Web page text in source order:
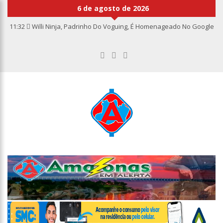
6 de agosto de 2026
11:32 Willi Ninja, Padrinho Do Voguing, É Homenageado No Google
recuar
Linhas telefônicas do CCC seguem inoperantes em razão de
falha complexa na Oi
Quarteto é preso por furto de transformador de poste em
Manaus
Dudu Camargo foi demitido do SBT após defecar no chão do
10:22 El Niño começa antes do esperado e climatologistas veem
chance de um “super El Niño”
13:09 Ipem-AM flagra irregularidades na pesagem de produtos e
notifica supermercado em Manaus
13:05 Mãe e padrasto são presos suspeitos de estupr4r criança de
cinco anos, em Parintins